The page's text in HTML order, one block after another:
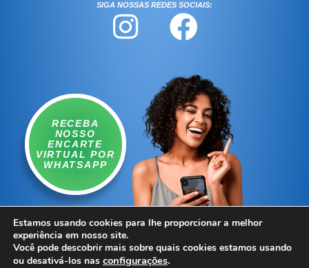
SIGA NOSSAS REDES SOCIAIS:
I
a
g
r
a
m
F
a
c
e
b
o
o
k
RECEBA
NOSSO
ENCARTE
VIRTUAL POR
WHATSAPP
Estamos usando cookies para lhe proporcionar a melhor
experiência em nosso site.
Você pode descobrir mais sobre quais cookies estamos usando
ou desativá-los nas configurações.